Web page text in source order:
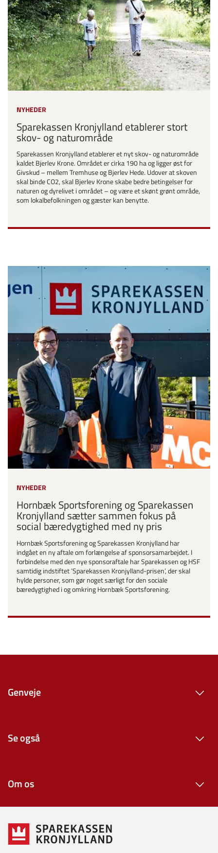
NYHEDER
Sparekassen Kronjylland etablerer stort
skov- og naturområde
Sparekassen Kronjylland etablerer et nyt skov- og naturområde
kaldet Bjerlev Krone. Området er cirka 190 ha og ligger øst for
Givskud – mellem Tremhuse og Bjerlev Hede. Udover at skoven
skal binde CO2, skal Bjerlev Krone skabe bedre betingelser for
naturen og dyrelivet i området – og være et skønt grønt område,
som lokalbefolkningen og gæster kan benytte.
NYHEDER
Hornbæk Sportsforening og Sparekassen
Kronjylland sætter sammen fokus på
social bæredygtighed med ny pris
Hornbæk Sportsforening og Sparekassen Kronjylland har
indgået en ny aftale om forlængelse af sponsorsamarbejdet. I
forbindelse med den nye sponsoraftale har Sparekassen og HSF
samtidig indstiftet ’Sparekassen Kronjylland-prisen’, der skal
hylde personer, som gør noget særligt for den sociale
bæredygtighed i og omkring Hornbæk Sportsforening.
Genveje
Se også
Om os